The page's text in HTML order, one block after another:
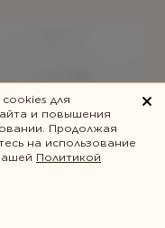
для
и повышения
Продолжая
на использование
Политикой